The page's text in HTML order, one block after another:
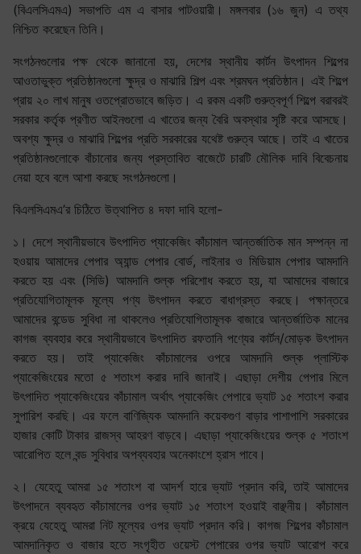
(বিএলসিএমএ) সভাপতি এম এ বাসার পাটওয়ারী। মঙ্গলবার (১৬ জুন) এ তথ্য
নিশ্চিত করেছেন তিনি।
সংগঠনগুলোর পক্ষ থেকে জানানো হয়, দেশের স্থানীয় কার্টন উৎপাদন শিল্পের
আওতাভুক্ত প্রতিষ্ঠানগুলো ক্ষুদ্র ও মাঝারি শিল্প এবং শ্রমঘন প্রতিষ্ঠান। এই শিল্পে
প্রায় ২০ লাখ মানুষ ওতপ্রোতভাবে জড়িত। এ রকম একটি গুরুত্বপূর্ণ শিল্পে বরাবরই
সরকার কর্তৃক প্রণীত আইনগুলো এ খাতের জন্য বৈরি অবস্থার সৃষ্টি করে আসছে।
অবশ্য ক্ষুদ্র ও মাঝারি শিল্পের প্রতি সরকারের যথেষ্ট গুরুত্ব আছে। তাই এ খাতের
প্রতিষ্ঠানগুলোকে বাঁচানোর জন্য প্রস্তাবিত বাজেটে চারটি মৌলিক দাবি বিবেচনায়
নেয়া হবে বলে আশা করছে সংগঠনগুলো।
বিএলসিএমএ’র চিঠিতে উত্থাপিত ৪ দফা দাবি হলো-
১। দেশে স্থানীয়ভাবে উৎপাদিত প্যাকেজিং কাঁচামাল আন্তর্জাতিক মান সম্পন্ন না
হওয়ায় আমাদের পেপার অ্যান্ড পেপার বোর্ড, লাইনার ও মিডিয়াম পেপার আমদানি
করতে হয় এবং (সিডি) আমদানি শুল্ক পরিশোধ করতে হয়, যা আমাদের বাজারে
প্রতিযোগিতামূলক মূল্যে পণ্য উৎপাদন করতে বাধাগ্রস্ত করছে। পক্ষান্তরে
আমাদের বন্ডেড সুবিধা না থাকলেও প্রতিযোগিতামূলক বাজারে আন্তর্জাতিক মানের
কাগজ ব্যবহার করে স্থানীয়ভাবে উৎপাদিত রফতানি পণ্যের কার্টন/মোড়ক উৎপাদন
করতে হয়। তাই প্যাকেজিং কাঁচামালের ওপরে আমদানি শুল্ক প্লাস্টিক
প্যাকেজিংয়ের মতো ৫ শতাংশ করার দাবি জানাই। এছাড়া দেশীয় পেপার মিলে
উৎপাদিত প্যাকেজিংয়ের কাঁচামাল অর্থাৎ প্যাকেজিং পেপারে ভ্যাট ১৫ শতাংশ করার
সুপারিশ করছি। এর ফলে বাণিজ্যিক আমদানি কয়েকগুণ বাড়ার পাশাপাশি সরকারের
হাজার কোটি টাকার রাজস্ব আহরণ বাড়বে। এছাড়া প্যাকেজিংয়ের শুল্ক ৫ শতাংশ
আরোপিত হলে বন্ড সুবিধার অপব্যবহার অনেকাংশে হ্রাস পাবে।
২। যেহেতু আমরা ১৫ শতাংশ বা আদর্শ হারে ভ্যাট প্রদান করি, তাই আমাদের
উৎপাদনে ব্যবহৃত কাঁচামালের ওপর ভ্যাট ১৫ শতাংশ হওয়াই বাঞ্ছনীয়। কাঁচামাল
ক্রয়ে যেহেতু আমরা নিট মূল্যের ওপর ভ্যাট প্রদান করি। কাগজ শিল্পের কাঁচামাল
আমদানিকৃত ও বাজার হতে সংগৃহীত ওয়েস্ট পেপারের ওপর ভ্যাট আরোপ করে